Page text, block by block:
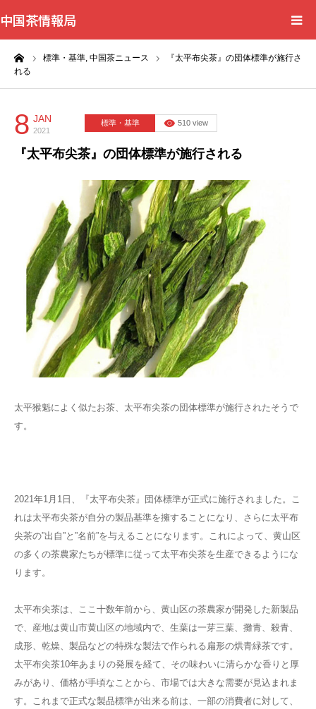
中国茶情報局
標準・基準, 中国茶ニュース
『太平布尖茶』の団体標準が施行さ
れる
8 JAN
2021
標準・基準 510 view
『太平布尖茶』の団体標準が施行される
太平猴魁によく似たお茶、太平布尖茶の団体標準が施行されたそうで
す。
2021年1月1日、『太平布尖茶』団体標準が正式に施行されました。こ
れは太平布尖茶が自分の製品基準を擁することになり、さらに太平布
尖茶の”出自”と”名前”を与えることになります。これによって、黄山区
の多くの茶農家たちが標準に従って太平布尖茶を生産できるようにな
ります。
太平布尖茶は、ここ十数年前から、黄山区の茶農家が開発した新製品
で、産地は黄山市黄山区の地域内で、生葉は一芽三葉、攤青、殺青、
成形、乾燥、製品などの特殊な製法で作られる扁形の烘青緑茶です。
太平布尖茶10年あまりの発展を経て、その味わいに清らかな香りと厚
みがあり、価格が手頃なことから、市場では大きな需要が見込まれま
す。これまで正式な製品標準が出来る前は、一部の消費者に対して、
Home
WordBank
Shops
Books